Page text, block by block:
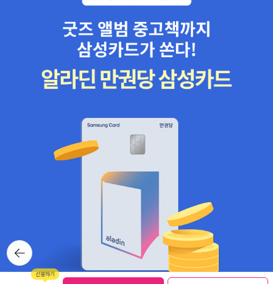
리를 둘러싼 환경에 직접 영향을 준다는 것이 과학 실험으로 입증된
것이다. 이는 뉴에이지 사상이나 희망 사항이 아니라 엄연한 실재이
다. 즉 적절한 조건과 관측 장비만 갖추면, DNA의 영향력을 과학적으
로 증명할 수 있음을 보여준다. -p.100-디바인 매트릭스가 인지하는
언어가 감정인 것은 분명하지만, 아무 느낌이나 다 되는 것은 물론 아
니다. 만약 그랬다가는 세상은 온통 뒤죽박죽되고 말 것이다. 자비심
말했다. 이 가르침의 핵심은, 자비심을 가지려면 특정 상황에 대해 옳
고 그름을 따지지 말고 다가가야 한다는 것이다. 다시 말하자면, 판단
이나 에고ego 없이 상황을 인식해야 한다. 디바인 매트릭스와 효율
뒤로가
기